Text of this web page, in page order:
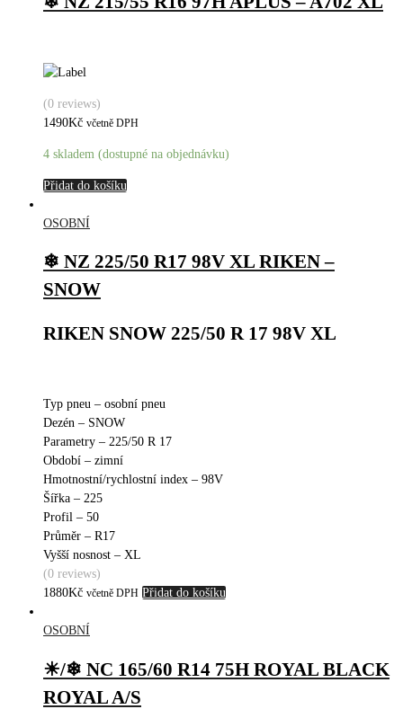
(0 reviews)
1490Kč včetně DPH
4 skladem (dostupné na objednávku)
Přidat do košíku
OSOBNÍ
❄ NZ 225/50 R17 98V XL RIKEN –
SNOW
RIKEN SNOW 225/50 R 17 98V XL
Typ pneu – osobní pneu
Dezén – SNOW
Parametry – 225/50 R 17
Období – zimní
Hmotnostní/rychlostní index – 98V
Šířka – 225
Profil – 50
Průměr – R17
Vyšší nosnost – XL
(0 reviews)
1880Kč včetně DPH Přidat do košíku
OSOBNÍ
☀/❄ NC 165/60 R14 75H ROYAL BLACK
ROYAL A/S